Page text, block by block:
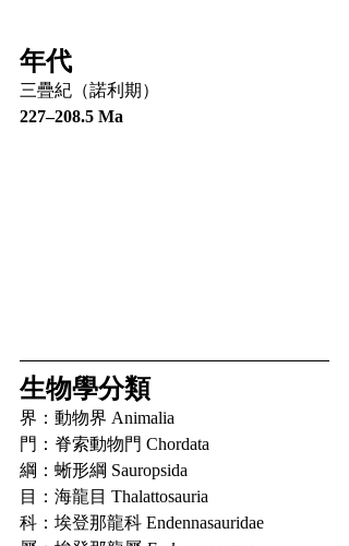
年代
三疊紀（諾利期）
227–208.5 Ma
生物學分類
界：動物界 Animalia
門：脊索動物門 Chordata
綱：蜥形綱 Sauropsida
目：海龍目 Thalattosauria
科：埃登那龍科 Endennasauridae